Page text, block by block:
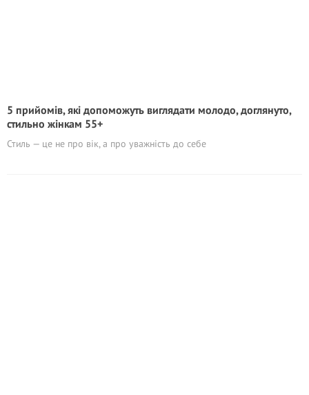
5 прийомів, які допоможуть виглядати молодо, доглянуто,
стильно жінкам 55+
Стиль — це не про вік, а про уважність до себе